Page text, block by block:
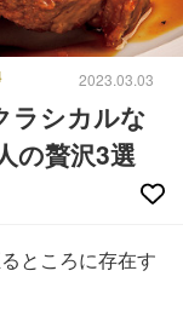
2023.03.03
ラシカルな
の贅沢3選
ところに存在す